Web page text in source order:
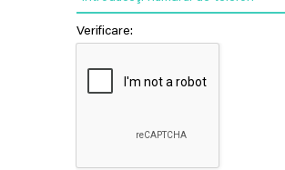
Verificare: